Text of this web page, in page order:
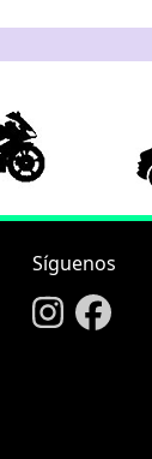
Síguenos